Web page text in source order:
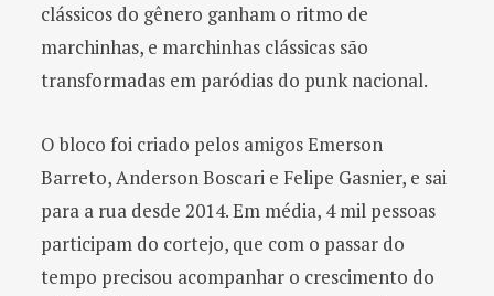
clássicos do gênero ganham o ritmo de
marchinhas, e marchinhas clássicas são
transformadas em paródias do punk nacional.
O bloco foi criado pelos amigos Emerson
Barreto, Anderson Boscari e Felipe Gasnier, e sai
para a rua desde 2014. Em média, 4 mil pessoas
participam do cortejo, que com o passar do
tempo precisou acompanhar o crescimento do